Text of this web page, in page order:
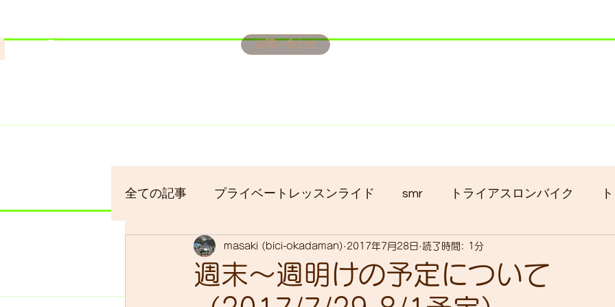
お問い合わせ
全ての記事 プライベートレッスンライド smr トライアスロンバイク
bici-okadaman シクロクロス gruppo bici-okadaman
サイクリング バイクパッキング フロントシングル化
週末～週明けの予定について
masaki (bici-okadaman) 2017年7月28日 読了時間: 1分